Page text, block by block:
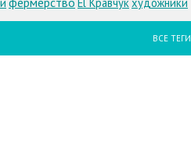
ВСЕ ТЕГИ